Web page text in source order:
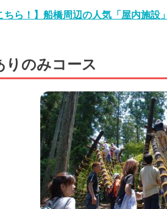
ちら！】船橋周辺の人気「屋内施設
りのみコース